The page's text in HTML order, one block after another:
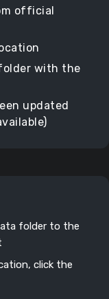
official
with the
updated
folder to the
click the